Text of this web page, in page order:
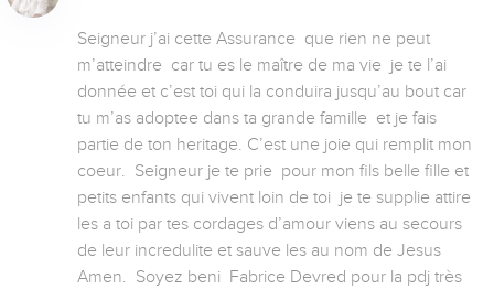
Seigneur j’ai cette Assurance  que rien ne peut
m’atteindre  car tu es le maître de ma vie  je te l’ai
donnée et c’est toi qui la conduira jusqu’au bout car
tu m’as adoptee dans ta grande famille  et je fais
partie de ton heritage. C’est une joie qui remplit mon
coeur.  Seigneur je te prie  pour mon fils belle fille et
petits enfants qui vivent loin de toi  je te supplie attire
les a toi par tes cordages d’amour viens au secours
de leur incredulite et sauve les au nom de Jesus
Amen.  Soyez beni  Fabrice Devred pour la pdj très